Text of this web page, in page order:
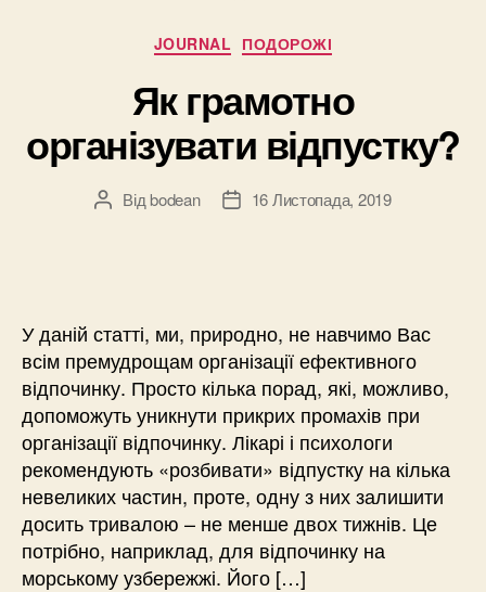
Категорії
JOURNAL ПОДОРОЖІ
Як грамотно
організувати відпустку?
Автор
Відbodean
Дата16 Листопада, 2019
У даній статті, ми, природно, не навчимо Вас
всім премудрощам організації ефективного
відпочинку. Просто кілька порад, які, можливо,
допоможуть уникнути прикрих промахів при
організації відпочинку. Лікарі і психологи
рекомендують «розбивати» відпустку на кілька
невеликих частин, проте, одну з них залишити
досить тривалою – не менше двох тижнів. Це
потрібно, наприклад, для відпочинку на
морському узбережжі. Його […]